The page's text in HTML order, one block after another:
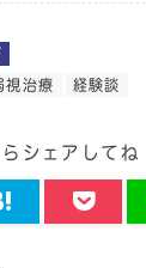
視治療 経験談
シェアしてね